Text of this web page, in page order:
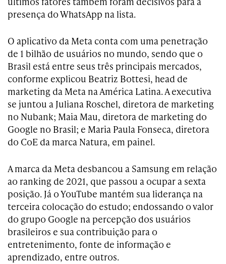
presença do WhatsApp na lista.
O aplicativo da Meta conta com uma penetração
de 1 bilhão de usuários no mundo, sendo que o
Brasil está entre seus três principais mercados,
conforme explicou Beatriz Bottesi, head de
marketing da Meta na América Latina. A executiva
se juntou a Juliana Roschel, diretora de marketing
no Nubank; Maia Mau, diretora de marketing do
Google no Brasil; e Maria Paula Fonseca, diretora
do CoE da marca Natura, em painel.
A marca da Meta desbancou a Samsung em relação
ao ranking de 2021, que passou a ocupar a sexta
posição. Já o YouTube mantém sua liderança na
terceira colocação do estudo; endossando o valor
do grupo Google na percepção dos usuários
brasileiros e sua contribuição para o
entretenimento, fonte de informação e
aprendizado, entre outros.